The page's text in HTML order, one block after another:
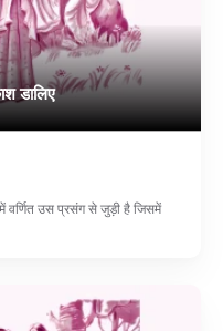
डालिए
वर्णित उस प्रसंग से जुड़ी है जिसमें